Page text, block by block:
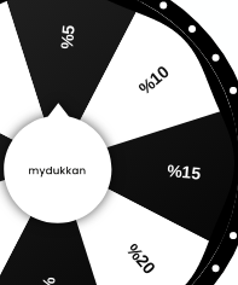
%10
%20